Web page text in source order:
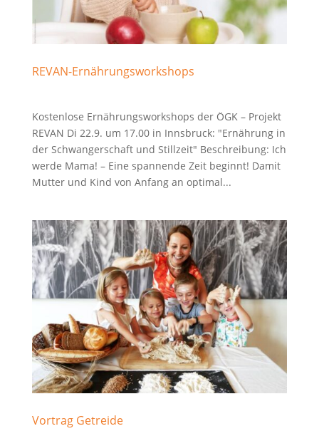
REVAN-Ernährungsworkshops
Kostenlose Ernährungsworkshops der ÖGK – Projekt
REVAN Di 22.9. um 17.00 in Innsbruck: "Ernährung in
der Schwangerschaft und Stillzeit" Beschreibung: Ich
werde Mama! – Eine spannende Zeit beginnt! Damit
Mutter und Kind von Anfang an optimal...
Vortrag Getreide